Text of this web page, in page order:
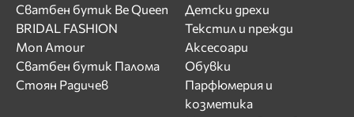
Сватбен бутик Be Queen
BRIDAL FASHION
Mon Amour
Сватбен бутик Палома
Стоян Радичев
Детски дрехи
Текстил и прежди
Аксесоари
Обувки
Парфюмерия и
козметика